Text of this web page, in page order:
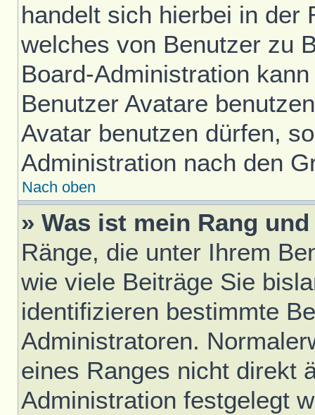
handelt sich hierbei in der
welches von Benutzer zu
Board-Administration
Benutzer Avatare
Avatar benutzen dürfen,
Administration nach den
Nach oben
» Was ist mein Rang
Ränge, die unter Ihrem
wie viele Beiträge Sie
identifizieren bestimmte
Administratoren.
eines Ranges nicht direkt
Administration festgelegt